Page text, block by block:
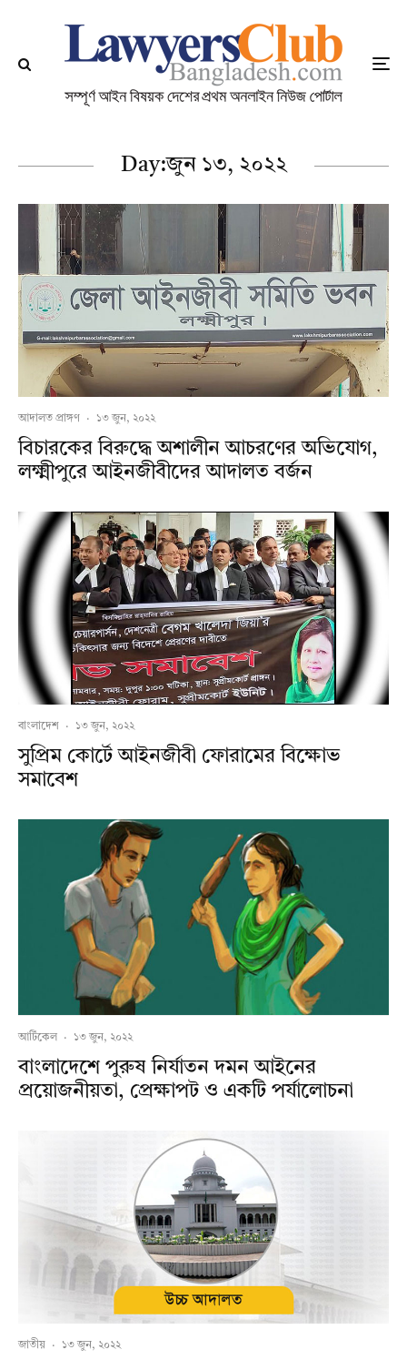
Day:জুন ১৩, ২০২২
আদালত প্রাঙ্গণ · ১৩ জুন, ২০২২
বিচারকের বিরুদ্ধে অশালীন আচরণের অভিযোগ,
লক্ষ্মীপুরে আইনজীবীদের আদালত বর্জন
বাংলাদেশ · ১৩ জুন, ২০২২
সুপ্রিম কোর্টে আইনজীবী ফোরামের বিক্ষোভ
সমাবেশ
আর্টিকেল · ১৩ জুন, ২০২২
বাংলাদেশে পুরুষ নির্যাতন দমন আইনের
প্রয়োজনীয়তা, প্রেক্ষাপট ও একটি পর্যালোচনা
জাতীয় · ১৩ জুন, ২০২২